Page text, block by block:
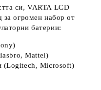
си,VARTA LCD
за огромен набор от
батерии:
Mattel)
(Logitech, Microsoft)